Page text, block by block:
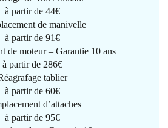
à partir de 44€
de manivelle
à partir de 91€
de moteur – Garantie 10 ans
à partir de 286€
tablier
à partir de 60€
d’attaches
à partir de 95€